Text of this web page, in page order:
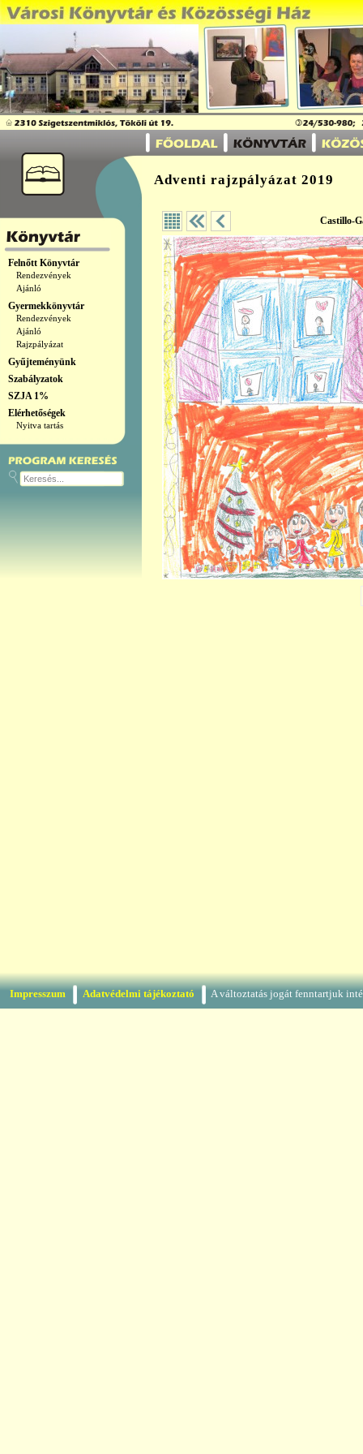
Felnőtt Könyvtár
Rendezvények
Ajánló
Gyermekkönyvtár
Rendezvények
Ajánló
Rajzpályázat
Gyűjteményünk
Szabályzatok
SZJA 1%
Elérhetőségek
Nyitva tartás
Adventi rajzpályázat 2019
Castillo-
Impresszum Adatvédelmi tájékoztató A változtatás jogát fenntartjuk